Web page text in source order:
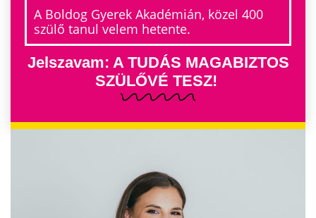
A Boldog Gyerek Akadémián, közel 400
szülő tanul velem hetente.
Jelszavam: A TUDÁS MAGABIZTOS
SZÜLŐVÉ TESZ! ​